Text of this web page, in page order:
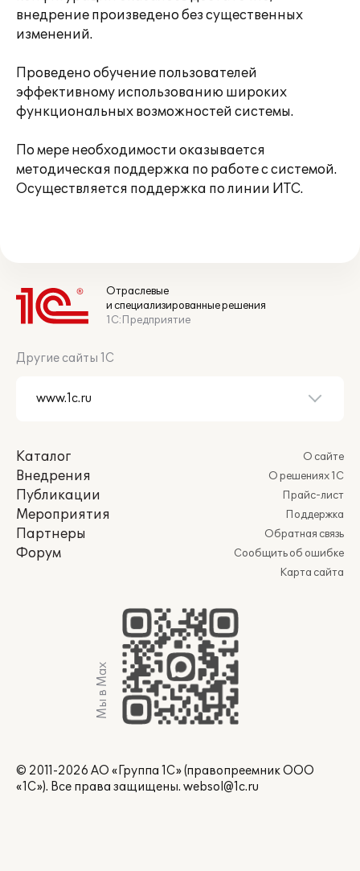
внедрение произведено без существенных
изменений.
Проведено обучение пользователей
эффективному использованию широких
функциональных возможностей системы.
По мере необходимости оказывается
методическая поддержка по работе с системой.
Осуществляется поддержка по линии ИТС.
Отраслевые
и специализированные решения
1С:Предприятие
Другие сайты 1С
Каталог
Внедрения
Публикации
Мероприятия
Партнеры
Форум
О сайте
О решениях 1С
Прайс-лист
Поддержка
Обратная связь
Сообщить об ошибке
Карта сайта
Мы в Max
© 2011-2026 АО «Группа 1С» (правопреемник ООО
«1С»). Все права защищены. websol@1c.ru